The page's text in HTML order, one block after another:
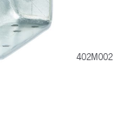
402M002